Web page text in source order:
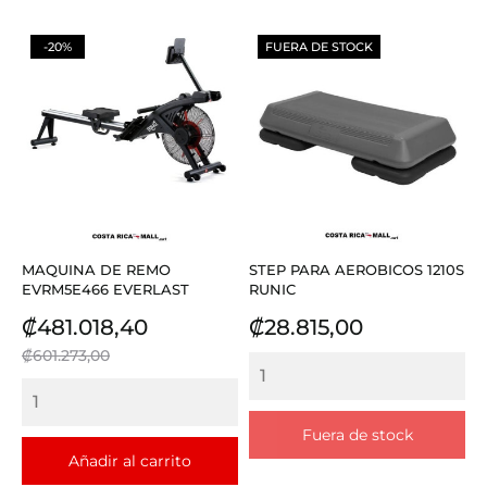
MAQUINA DE REMO
EVRM5E466 EVERLAST
Precio
₡481.018,40Precio
₡601.273,00
Añadir al carrito
-20%
STEP PARA AEROBICOS 1210S
RUNIC
Precio
₡28.815,00
Fuera de stock
FUERA DE STOCK